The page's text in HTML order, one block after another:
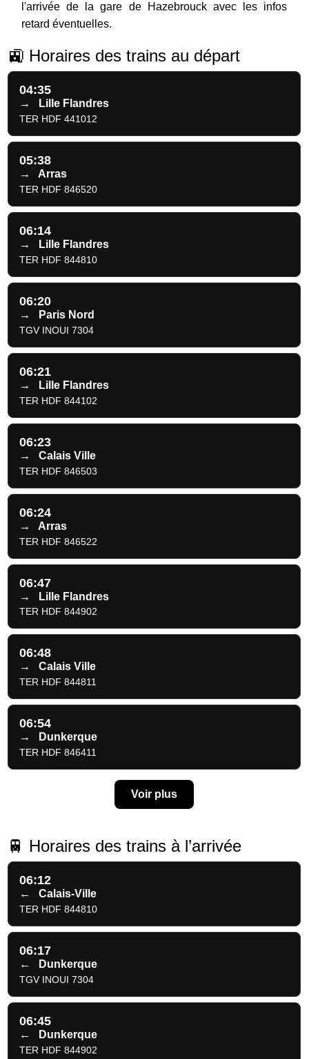
l'arrivée de la gare de Hazebrouck avec les infos
retard éventuelles.
🚉 Horaires des trains au départ
04:35
→ Lille Flandres
TER HDF 441012
05:38
→ Arras
TER HDF 846520
06:14
→ Lille Flandres
TER HDF 844810
06:20
→ Paris Nord
TGV INOUI 7304
06:21
→ Lille Flandres
TER HDF 844102
06:23
→ Calais Ville
TER HDF 846503
06:24
→ Arras
TER HDF 846522
06:47
→ Lille Flandres
TER HDF 844902
06:48
→ Calais Ville
TER HDF 844811
06:54
→ Dunkerque
TER HDF 846411
Voir plus
🚆 Horaires des trains à l’arrivée
06:12
← Calais-Ville
TER HDF 844810
06:17
← Dunkerque
TGV INOUI 7304
06:45
← Dunkerque
TER HDF 844902